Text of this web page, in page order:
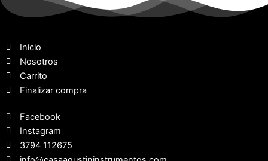
Inicio
Nosotros
Carrito
Finalizar compra
Facebook
Instagram
3794 112675